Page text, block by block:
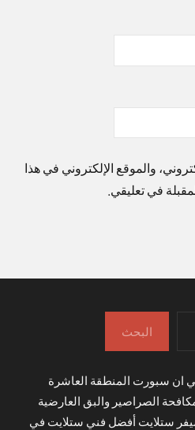
والموقع الإلكتروني في هذا
في تعليقي.
البحث
الصراصير والبق العارضية
ستلايت أفضل فني ستلايت في